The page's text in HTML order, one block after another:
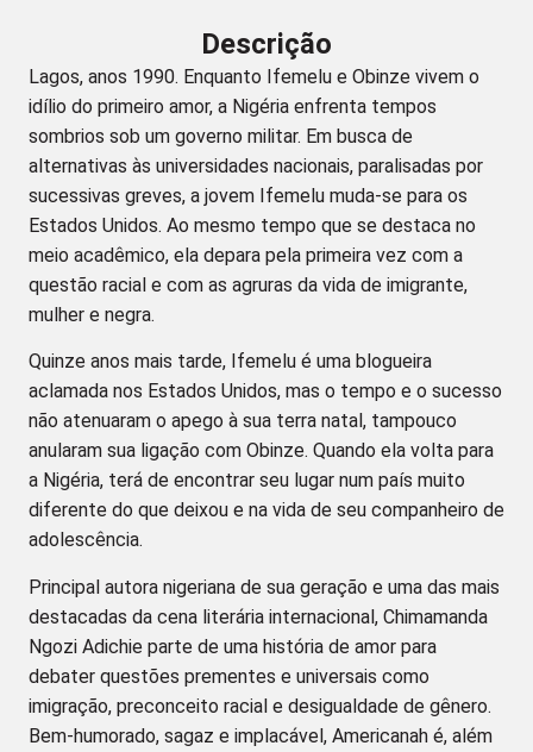
Descrição
Lagos, anos 1990. Enquanto Ifemelu e Obinze vivem o
idílio do primeiro amor, a Nigéria enfrenta tempos
sombrios sob um governo militar. Em busca de
alternativas às universidades nacionais, paralisadas por
sucessivas greves, a jovem Ifemelu muda-se para os
Estados Unidos. Ao mesmo tempo que se destaca no
meio acadêmico, ela depara pela primeira vez com a
questão racial e com as agruras da vida de imigrante,
mulher e negra.
Quinze anos mais tarde, Ifemelu é uma blogueira
aclamada nos Estados Unidos, mas o tempo e o sucesso
não atenuaram o apego à sua terra natal, tampouco
anularam sua ligação com Obinze. Quando ela volta para
a Nigéria, terá de encontrar seu lugar num país muito
diferente do que deixou e na vida de seu companheiro de
adolescência.
Principal autora nigeriana de sua geração e uma das mais
destacadas da cena literária internacional, Chimamanda
Ngozi Adichie parte de uma história de amor para
debater questões prementes e universais como
imigração, preconceito racial e desigualdade de gênero.
Bem-humorado, sagaz e implacável, Americanah é, além